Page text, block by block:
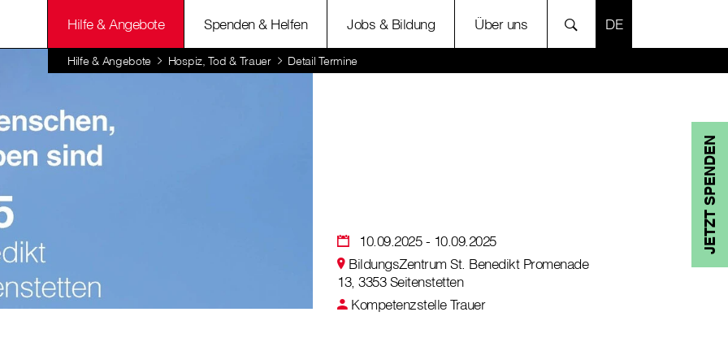
Hilfe & Angebote Spenden & Helfen Jobs & Bildung Über uns SPRACHE
Hilfe & Angebote Hospiz, Tod & Trauer Detail Termine
JETZT SPENDEN
10.09.2025- 10.09.2025
BildungsZentrum St. Benedikt Promenade
13, 3353 Seitenstetten
Kompetenzstelle Trauer